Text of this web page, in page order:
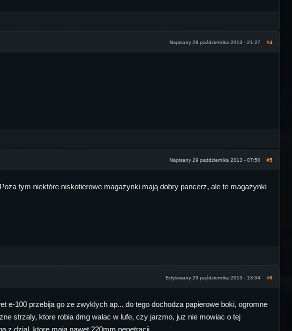
Napisany 28 października 2013 - 21:27 #4
Napisany 29 października 2013 - 07:50 #5
tym niektóre niskotierowe magazynki mają dobry pancerz, ale te magazynki
Edytowany 29 października 2013 - 13:04 #6
e-100 przebija go ze zwyklych ap... do tego dochodza papierowe boki, ogromne
strzaly, ktore robia dmg walac w lufe, czy jarzmo, juz nie mowiac o tej